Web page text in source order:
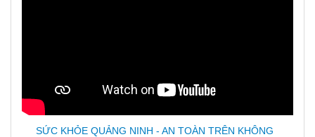
SỨC KHỎE QUẢNG NINH - AN TOÀN TRÊN KHÔNG